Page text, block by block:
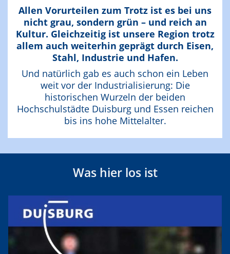
Allen Vorurteilen zum Trotz ist es bei uns
nicht grau, sondern grün – und reich an
Kultur. Gleichzeitig ist unsere Region trotz
allem auch weiterhin geprägt durch Eisen,
Stahl, Industrie und Hafen.
Und natürlich gab es auch schon ein Leben
weit vor der Industrialisierung: Die
historischen Wurzeln der beiden
Hochschulstädte Duisburg und Essen reichen
bis ins hohe Mittelalter.
Was hier los ist